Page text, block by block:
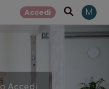
Accedi M
oAccedi